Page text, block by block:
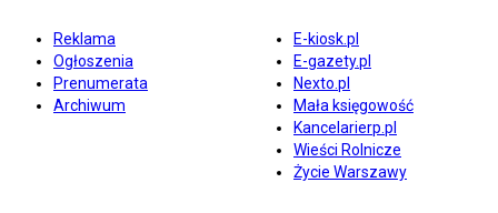
Reklama
Ogłoszenia
Prenumerata
Archiwum
E-kiosk.pl
E-gazety.pl
Nexto.pl
Mała księgowość
Kancelarierp.pl
Wieści Rolnicze
Życie Warszawy